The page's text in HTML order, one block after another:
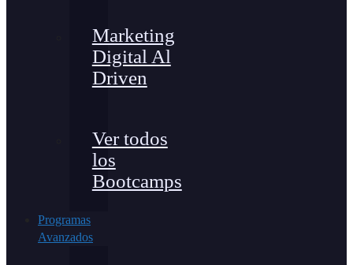
Marketing
Digital Al
Driven
Ver todos
los
Bootcamps
Programas
Avanzados